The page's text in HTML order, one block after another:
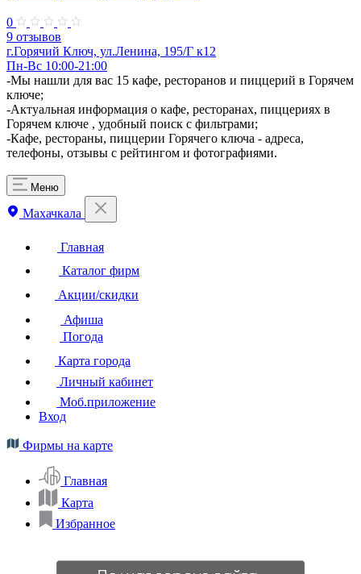
0
9 отзывов
г.Горячий Ключ, ул.Ленина, 195/Г к12
Пн-Вс 10:00-21:00
-Мы нашли для вас 15 кафе, ресторанов и пиццерий в Горячем
ключе;
-Актуальная информация о кафе, ресторанах, пиццериях в
Горячем ключе , удобный поиск с фильтрами;
-Кафе, рестораны, пиццерии Горячего ключа - адреса,
телефоны, отзывы с рейтингом и фотографиями.
Меню
Махачкала
Главная
Каталог фирм
Акции/скидки
Афиша
Погода
Карта города
Личный кабинет
Моб.приложение
Вход
Фирмы на карте
Главная
Карта
Избранное